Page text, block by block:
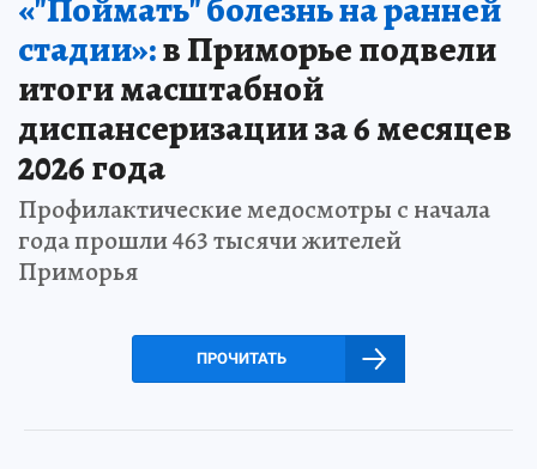
«"Поймать" болезнь на ранней
стадии»:в Приморье подвели
итоги масштабной
диспансеризации за 6 месяцев
2026 года
Профилактические медосмотры с начала
года прошли 463 тысячи жителей
Приморья
ПРОЧИТАТЬ